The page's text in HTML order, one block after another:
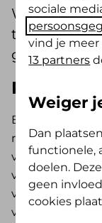
Wij leggen
tussen een
Pgb
Bij een
recht op een
via een
vriend of
vergoedingen
sociale
vind je
13 partners
Weiger
Dan
functionele,
doelen.
geen
cookies